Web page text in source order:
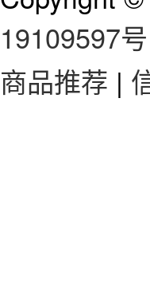
19109597号
商品推荐 |